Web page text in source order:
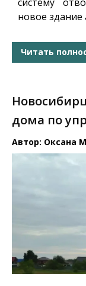
новое здание
Читать
дома по
Автор: Оксана